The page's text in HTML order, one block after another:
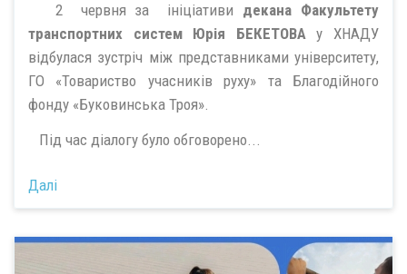
2 червня за ініціативи декана Факультету
транспортних систем Юрія БЕКЕТОВАу ХНАДУ
відбулася зустріч між представниками університету,
ГО «Товариство учасників руху» та Благодійного
фонду «Буковинська Троя».
Під час діалогу було обговорено...
Далі